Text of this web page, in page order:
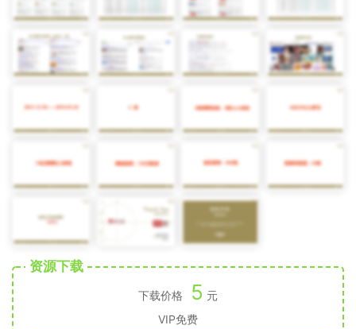
资源下载
下载价格 5 元
VIP免费